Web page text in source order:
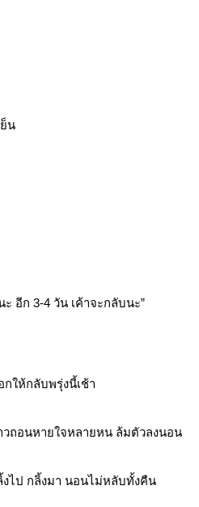
น
อีก 3-4 วัน เค้าจะกลับนะ”
ให้กลับพรุ่งนี้เช้า
ถอนหายใจหลายหน ล้มตัวลงนอน
ไป กลิ้งมา นอนไม่หลับทั้งคืน